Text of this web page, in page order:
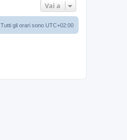
Vai a
Tutti gli orari sono UTC+02:00